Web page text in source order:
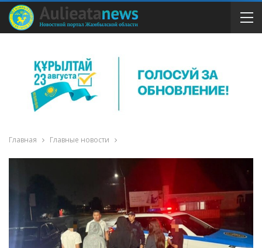
Главная Главные новости